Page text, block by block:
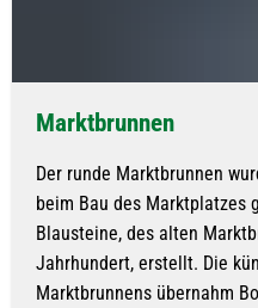
Marktbrunnen
Der runde Marktbrunnen
beim Bau des Marktplatzes
Blausteine, des alten
Jahrhundert, erstellt. Die
Marktbrunnens übernahm